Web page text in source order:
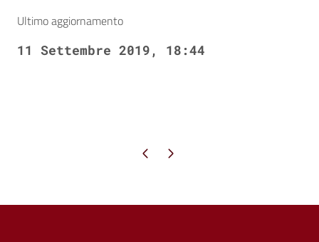
Ultimo aggiornamento
11 Settembre 2019, 18:44
Pagina precedente
Pagina successiva